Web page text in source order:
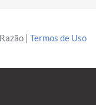
| Termos de Uso